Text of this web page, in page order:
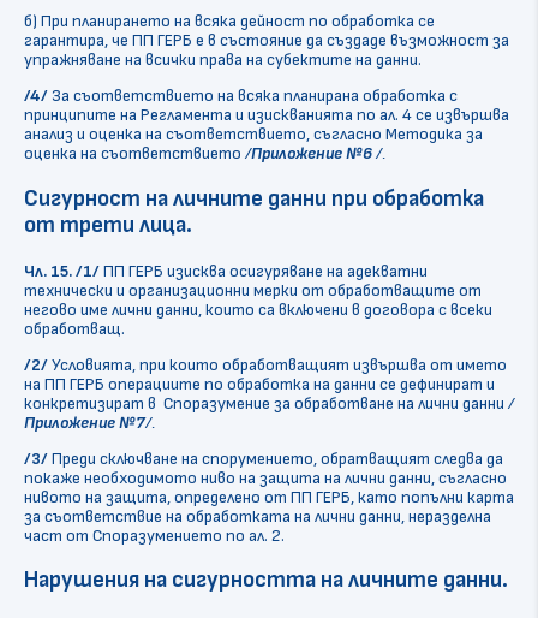
б) При планирането на всяка дейност по обработка се
гарантира, че ПП ГЕРБ е в състояние да създаде възможност за
упражняване на всички права на субектите на данни.
/4/ За съответствието на всяка планирана обработка с
принципите на Регламента и изискванията по ал. 4 се извършва
анализ и оценка на съответствието, съгласно Методика за
оценка на съответствието /Приложение №6/.
Сигурност на личните данни при обработка
от трети лица.
Чл. 15./1/ПП ГЕРБ изисква осигуряване на адекватни
технически и организационни мерки от обработващите от
негово име лични данни, които са включени в договора с всеки
обработващ.
/2/Условията, при които обработващият извършва от името
на ПП ГЕРБ операциите по обработка на данни се дефинират и
конкретизират в Споразумение за обработване на лични данни /
Приложение №7/.
/3/Преди сключване на спорумението, обратващият следва да
покаже необходимото ниво на защита на лични данни, съгласно
нивото на защита, определено от ПП ГЕРБ, като попълни карта
за съответствие на обработката на лични данни, неразделна
част от Споразумението по ал. 2.
Нарушения на сигурността на личните данни.